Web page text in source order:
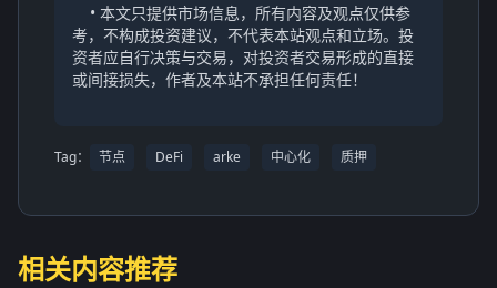
• 本文只提供市场信息，所有内容及观点仅供参
考，不构成投资建议，不代表本站观点和立场。投
资者应自行决策与交易，对投资者交易形成的直接
或间接损失，作者及本站不承担任何责任！
Tag： 节点 DeFi arke 中心化 质押
相关内容推荐